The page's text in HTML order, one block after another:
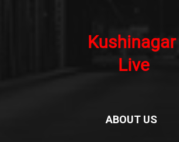
ABOUT US